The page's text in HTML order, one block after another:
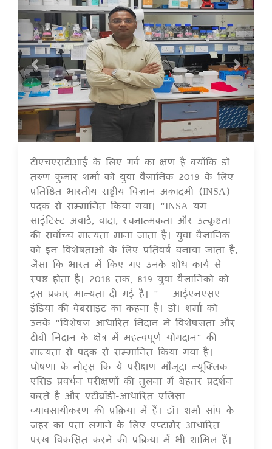
16 Jul 2020
टीएचएसटीआई के लिए गर्व का क्षण है क्योंकि डॉ
तरुण कुमार शर्मा को युवा वैज्ञानिक 2019 के लिए
प्रतिष्ठित भारतीय राष्ट्रीय विज्ञान अकादमी (INSA)
पदक से सम्मानित किया गया। "INSA यंग
साइंटिस्ट अवार्ड, वादा, रचनात्मकता और उत्कृष्टता
की सर्वोच्च मान्यता माना जाता है। युवा वैज्ञानिक
को इन विशेषताओं के लिए प्रतिवर्ष बनाया जाता है,
जैसा कि भारत में किए गए उनके शोध कार्य से
स्पष्ट होता है। 2018 तक, 819 युवा वैज्ञानिकों को
इस प्रकार मान्यता दी गई है। " - आईएनएसए
इंडिया की वेबसाइट का कहना है। डॉ। शर्मा को
उनके "विशेषज्ञ आधारित निदान में विशेषज्ञता और
टीबी निदान के क्षेत्र में महत्वपूर्ण योगदान" की
मान्यता से पदक से सम्मानित किया गया है।
घोषणा के नोट्स कि ये परीक्षण मौजूदा न्यूक्लिक
एसिड प्रवर्धन परीक्षणों की तुलना में बेहतर प्रदर्शन
करते हैं और एंटीबॉडी-आधारित एलिसा
व्यावसायीकरण की प्रक्रिया में हैं। डॉ। शर्मा सांप के
जहर का पता लगाने के लिए एप्टामेर आधारित
परख विकसित करने की प्रक्रिया में भी शामिल हैं।